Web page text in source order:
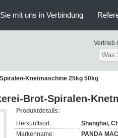
mit uns in Verbindung
Vertrieb
Knetmaschine 25kg 50kg
Brot-Spiralen-
Produktdetails:
Herkunftsort:
Shanghai,
Markenname:
PANDA